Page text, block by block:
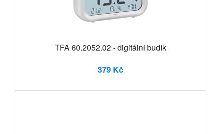
TFA 60.2052.02 - digitální budík
379 Kč